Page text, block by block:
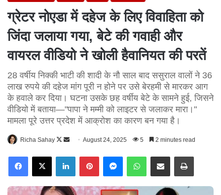
ग्रेटर नोएडा में दहेज के लिए विवाहिता को
जिंदा जलाया गया, बेटे की गवाही और
वायरल वीडियो ने खोली हैवानियत की परतें
28 वर्षीय निक्की भाटी की शादी के नौ साल बाद ससुराल वालों ने 36
लाख रुपये की दहेज मांग पूरी न होने पर उसे बेरहमी से मारकर आग
के हवाले कर दिया। घटना उसके छह वर्षीय बेटे के सामने हुई, जिसने
वीडियो में बताया—"पापा ने मम्मी को लाइटर से जलाकर मारा।"
मामला पूरे उत्तर प्रदेश में आक्रोश का कारण बन गया है।
Richa Sahay
F
l
l
o
d
a
August 24, 2025 5 2 minutes read
X